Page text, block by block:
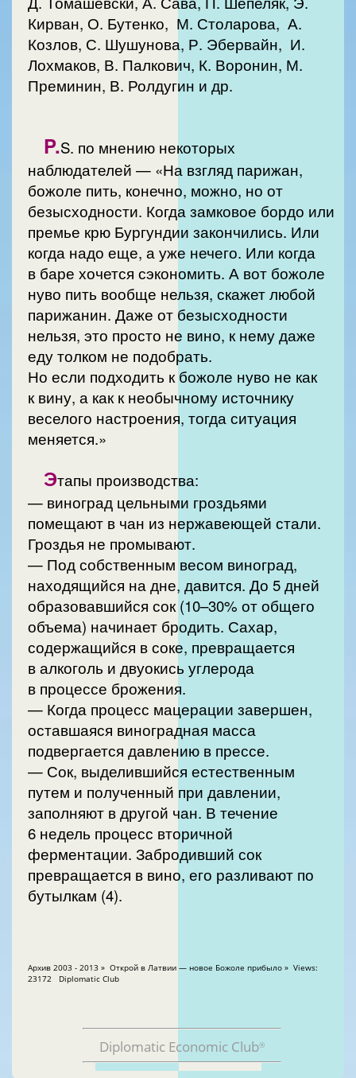
Кирван, О. Бутенко, М. Столарова, А.
Козлов, С. Шушунова, Р. Эбервайн, И.
Лохмаков, В. Палкович, К. Воронин, М.
Преминин, В. Ролдугин и др.
P.S. по мнению некоторых
наблюдателей — «На взгляд парижан,
божоле пить, конечно, можно, но от
безысходности. Когда замковое бордо или
премье крю Бургундии закончились. Или
когда надо еще, а уже нечего. Или когда
в баре хочется сэкономить. А вот божоле
нуво пить вообще нельзя, скажет любой
парижанин. Даже от безысходности
нельзя, это просто не вино, к нему даже
еду толком не подобрать.
Но если подходить к божоле нуво не как
к вину, а как к необычному источнику
веселого настроения, тогда ситуация
меняется.»
Этапы производства:
— виноград цельными гроздьями
помещают в чан из нержавеющей стали.
Гроздья не промывают.
— Под собственным весом виноград,
находящийся на дне, давится. До 5 дней
образовавшийся сок (10–30% от общего
объема) начинает бродить. Сахар,
содержащийся в соке, превращается
в алкоголь и двуокись углерода
в процессе брожения.
— Когда процесс мацерации завершен,
оставшаяся виноградная масса
подвергается давлению в прессе.
— Сок, выделившийся естественным
путем и полученный при давлении,
заполняют в другой чан. В течение
6 недель процесс вторичной
ферментации. Забродивший сок
превращается в вино, его разливают по
бутылкам (4).
Aрхив 2003 - 2013 » Открой в Латвии — новое Божоле прибыло » Views:
23172 Diplomatic Club
Diplomatic Economic Club®